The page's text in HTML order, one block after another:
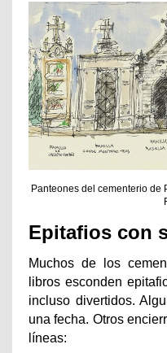
Panteones del cementerio de
Epitafios con
Muchos de los
libros esconden
incluso divertidos.
una fecha. Otros
líneas: